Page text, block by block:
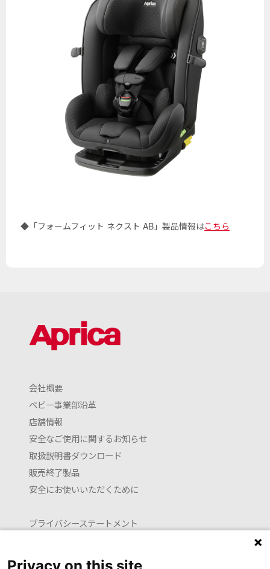
◆「フォームフィット ネクスト AB」製品情報はこちら
会社概要
ベビー事業部沿革
店舗情報
安全なご使用に関するお知らせ
取扱説明書ダウンロード
販売終了製品
安全にお使いいただくために
プライバシーステートメント